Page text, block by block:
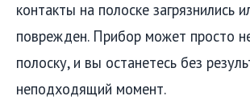
контакты на полоске загрязнились
поврежден. Прибор может просто
полоску, и вы останетесь без
неподходящий момент.